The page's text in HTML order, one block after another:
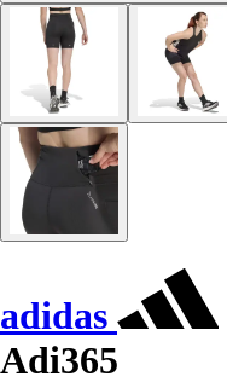
adidas
Adi365